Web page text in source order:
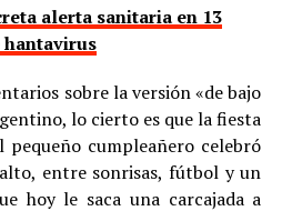
alerta sanitaria en 13
sobre la versión «de bajo
lo cierto es que la fiesta
cumpleañero celebró
entre sonrisas, fútbol y un
hoy le saca una carcajada a